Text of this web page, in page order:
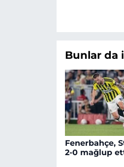
Bunlar da
Fenerbahçe,
2-0 mağlup